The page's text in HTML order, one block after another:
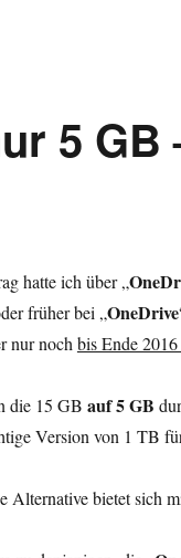
5 GB
hatte ich über „
früher bei „OneDrive
nur noch bis Ende
die 15 GB auf 5 GB
Version von 1 TB
Alternative bietet sich